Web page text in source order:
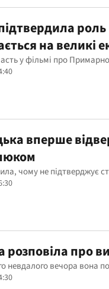
на великі
у фільмі про
вперше
чому не підтверджує
розповіла про
невдалого вечора вона